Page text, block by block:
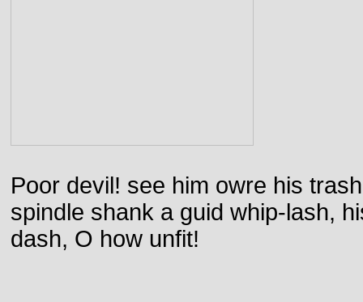
Poor devil! see him owre his
spindle shank a guid whip-lash,
dash, O how unfit!